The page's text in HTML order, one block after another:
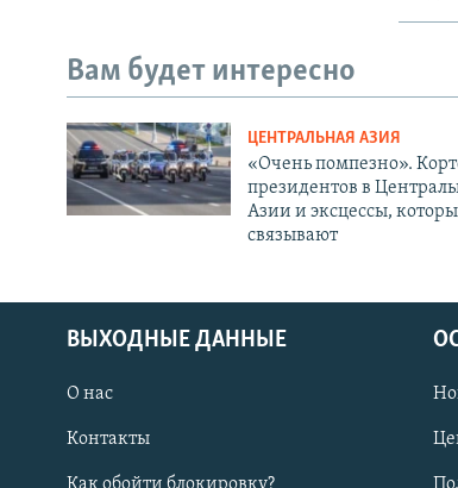
Вам будет интересно
ЦЕНТРАЛЬНАЯ АЗИЯ
«Очень помпезно».
президентов в
Азии и эксцессы,
связывают
ВЫХОДНЫЕ ДАННЫЕ
О нас
Контакты